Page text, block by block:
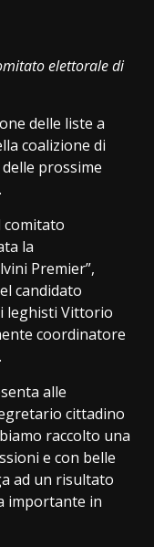
elettorale di
delle liste a
coalizione di
prossime
comitato
la
Premier”,
candidato
leghisti Vittorio
coordinatore
alle
cittadino
raccolto una
e con belle
ad un risultato
importante in